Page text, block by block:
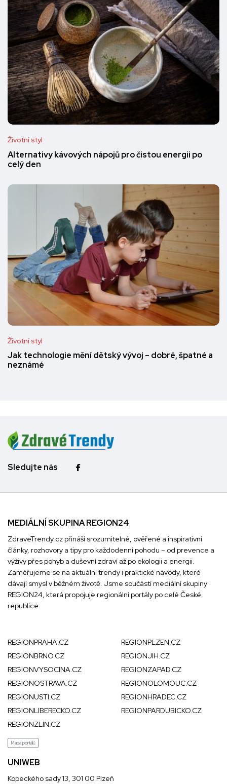
Životní styl
Alternativy kávových nápojů pro čistou energii po
celý den
Životní styl
Jak technologie mění dětský vývoj – dobré, špatné a
neznámé
Sledujte nás
MEDIÁLNÍ SKUPINA REGION24
ZdraveTrendy.cz přináší srozumitelné, ověřené a inspirativní
články, rozhovory a tipy pro každodenní pohodu – od prevence a
výživy přes pohyb a duševní zdraví až po ekologii a energii.
Zaměřujeme se na aktuální trendy i praktické návody, které
dávají smysl v běžném životě. Jsme součástí mediální skupiny
REGION24, která propojuje regionální portály po celé České
republice.
REGIONPRAHA.CZ
REGIONPLZEN.CZ
REGIONBRNO.CZ
REGIONJIH.CZ
REGIONVYSOCINA.CZ
REGIONZAPAD.CZ
REGIONOSTRAVA.CZ
REGIONOLOMOUC.CZ
REGIONUSTI.CZ
REGIONHRADEC.CZ
REGIONLIBERECKO.CZ
REGIONPARDUBICKO.CZ
REGIONZLIN.CZ
Mapa portálů
UNIWEB
Kopeckého sady 13, 301 00 Plzeň